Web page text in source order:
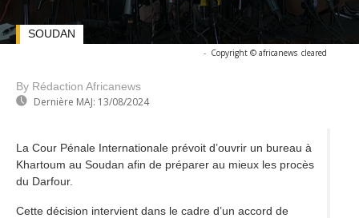
- Copyright © africanews cleared
By Rédaction Africanews
Dernière MAJ: 13/08/2024
SOUDAN
La Cour Pénale Internationale prévoit d’ouvrir un bureau à
Khartoum au Soudan afin de préparer au mieux les procès
du Darfour.
Cette décision intervient dans le cadre d’un accord de